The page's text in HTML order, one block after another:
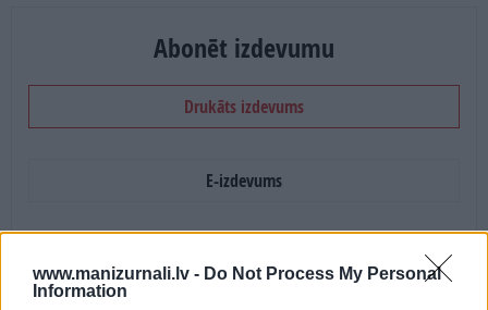
www.manizurnali.lv - Do Not Process My Personal
Information
Abonēt izdevumu
Drukāts izdevums
E-izdevums
2026. gada septembris